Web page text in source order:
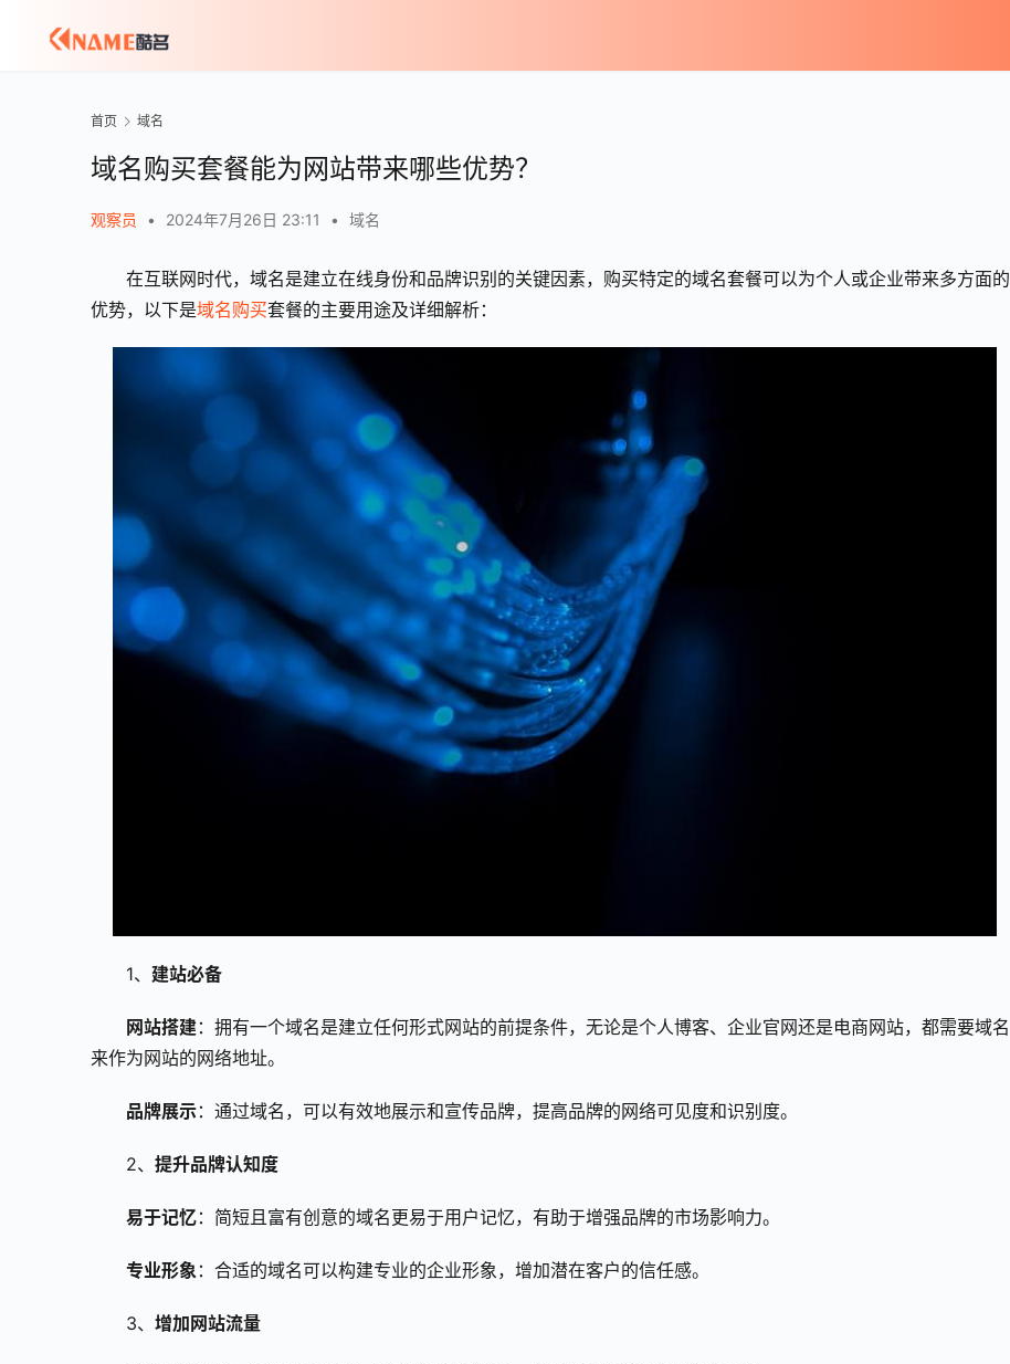
首页 域名
域名购买套餐能为网站带来哪些优势？
观察员 • 2024年7月26日 23:11 • 域名
在互联网时代，域名是建立在线身份和品牌识别的关键因素，购买特定的域名套餐可以为个人或企业带来多方面的
优势，以下是域名购买套餐的主要用途及详细解析：
1、 建站必备
网站搭建：拥有一个域名是建立任何形式网站的前提条件，无论是个人博客、企业官网还是电商网站，都需要域名
来作为网站的网络地址。
品牌展示：通过域名，可以有效地展示和宣传品牌，提高品牌的网络可见度和识别度。
2、 提升品牌认知度
易于记忆：简短且富有创意的域名更易于用户记忆，有助于增强品牌的市场影响力。
专业形象：合适的域名可以构建专业的企业形象，增加潜在客户的信任感。
3、 增加网站流量